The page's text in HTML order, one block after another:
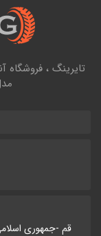
تایرینگ ، فروشگاه
قم -جمهوری